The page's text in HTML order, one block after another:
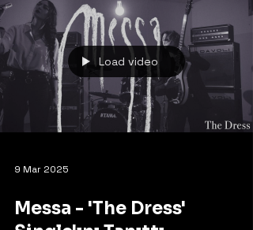
Parçasını Yayınladı
İtalyan stoner doomcular King Potenaz,
ayında Majestic Mountain Records aracılığıyla
yayınlanacak yeni albümleri Arcane Desert...
Load video